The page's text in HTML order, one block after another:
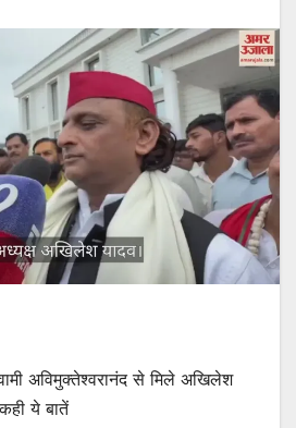
अविमुक्तेश्वरानंद से मिले अखिलेश
ये बातें